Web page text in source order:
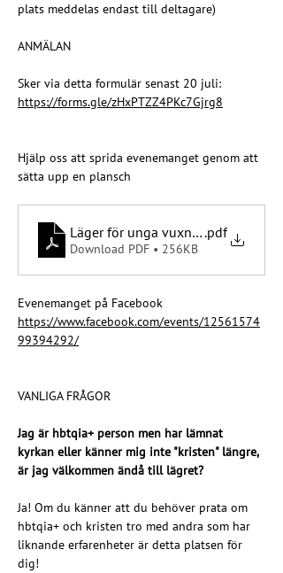
plats meddelas endast till deltagare)
ANMÄLAN
Sker via detta formulär senast 20 juli:
https://forms.gle/zHxPTZZ4PKc7Gjrg8
Hjälp oss att sprida evenemanget genom att
sätta upp en plansch
Läger för unga vuxna 2026
.pdf
Download PDF • 256KB
Evenemanget på Facebook
https://www.facebook.com/events/12561574
99394292/
VANLIGA FRÅGOR
Jag är hbtqia+ person men har lämnat
kyrkan eller känner mig inte "kristen" längre,
är jag välkommen ändå till lägret?
Ja! Om du känner att du behöver prata om
hbtqia+ och kristen tro med andra som har
liknande erfarenheter är detta platsen för
dig!